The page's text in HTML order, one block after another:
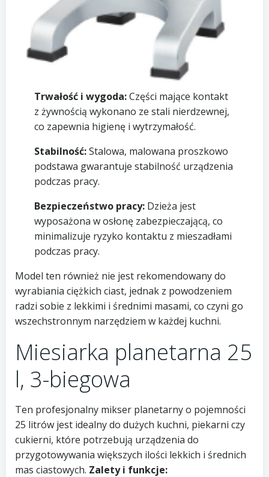
Trwałość i wygoda:Części mające kontakt
z żywnością wykonano ze stali nierdzewnej,
co zapewnia higienę i wytrzymałość.
Stabilność:Stalowa, malowana proszkowo
podstawa gwarantuje stabilność urządzenia
podczas pracy.
Bezpieczeństwo pracy:Dzieża jest
wyposażona w osłonę zabezpieczającą, co
minimalizuje ryzyko kontaktu z mieszadłami
podczas pracy.
Model ten również nie jest rekomendowany do
wyrabiania ciężkich ciast, jednak z powodzeniem
radzi sobie z lekkimi i średnimi masami, co czyni go
wszechstronnym narzędziem w każdej kuchni.
Miesiarka planetarna 25
l, 3-biegowa
Ten profesjonalny mikser planetarny o pojemności
25 litrów jest idealny do dużych kuchni, piekarni czy
cukierni, które potrzebują urządzenia do
przygotowywania większych ilości lekkich i średnich
mas ciastowych. Zalety i funkcje: